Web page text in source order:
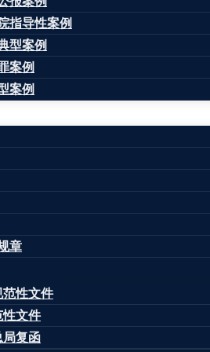
指导性案例
型案例
案例
案例
章
范性文件
性文件
局复函
至7月23日20:00，涉险17人现
目前，现场救援已结束，善后
#甘肃省
工程师，北京华让律师事务所
全生产监督管理、生产安全事故
民事赔偿、行政处罚和刑事追责
人涉嫌失火罪、重大责任事故罪
等结果；王康律师代理的因生
民商事诉讼与仲裁案件中，有多